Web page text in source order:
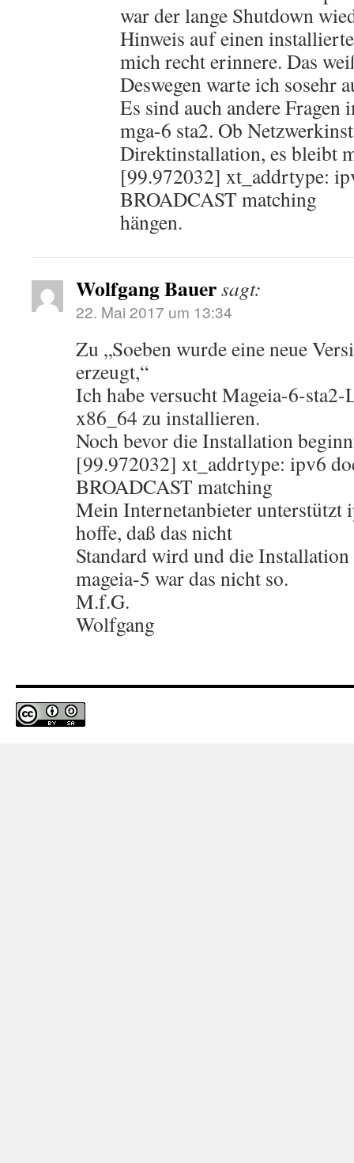
war der lange Shutdown
Hinweis auf einen
mich recht erinnere. Das
Deswegen warte ich sosehr
Es sind auch andere
mga-6 sta2. Ob
Direktinstallation, es bleibt
[99.972032] xt_addrtype:
BROADCAST matching
hängen.
Wolfgang Bauersagt:
22. Mai 2017 um 13:34
Zu „Soeben wurde eine neue
erzeugt,“
Ich habe versucht Mageia-6-
x86_64 zu installieren.
Noch bevor die Installation
[99.972032] xt_addrtype: ipv6
BROADCAST matching
Mein Internetanbieter unterstützt
hoffe, daß das nicht
Standard wird und die Installation
mageia-5 war das nicht so.
M.f.G.
Wolfgang